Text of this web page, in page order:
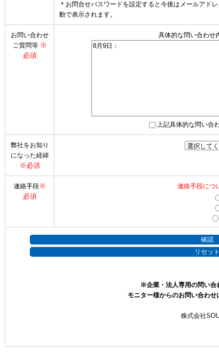
＊お問合せパスワードを設定すると今後はメールアド
動で表示されます。
お問い合わせ
ご質問等 ※
必須
具体的な問い合わせ
上記具体的な問い合
弊社をお知り
になった経緯
※必須
連絡手段※
必須
連絡手段につ
※企業・法人専用の問い合
モニター様からのお問い合わせ
株式会社